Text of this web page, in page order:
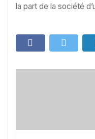
la part de la société